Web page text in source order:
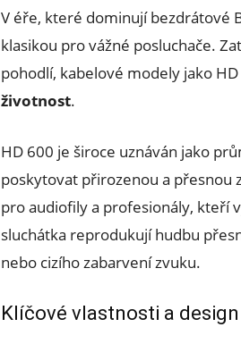
V éře, které dominují bezdrátové
klasikou pro vážné posluchače.
pohodlí, kabelové modely jako
životnost.
HD 600 je široce uznáván jako
poskytovat přirozenou a přesnou
pro audiofily a profesionály, kteří
sluchátka reprodukují hudbu
nebo cizího zabarvení zvuku.
Klíčové vlastnosti a design